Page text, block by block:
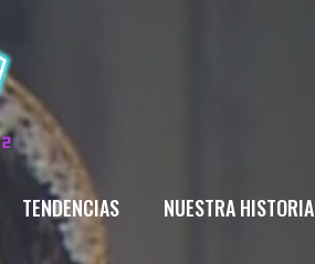
TENDENCIAS NUESTRA HISTORIA